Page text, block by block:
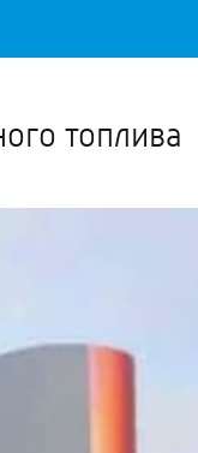
топлива